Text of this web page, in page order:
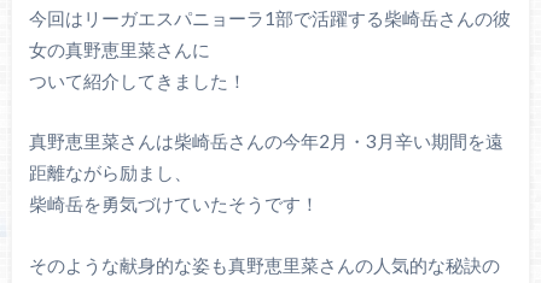
今回はリーガエスパニョーラ1部で活躍する柴崎岳さんの彼
女の真野恵里菜さんに
ついて紹介してきました！
真野恵里菜さんは柴崎岳さんの今年2月・3月辛い期間を遠
距離ながら励まし、
柴崎岳を勇気づけていたそうです！
そのような献身的な姿も真野恵里菜さんの人気的な秘訣の